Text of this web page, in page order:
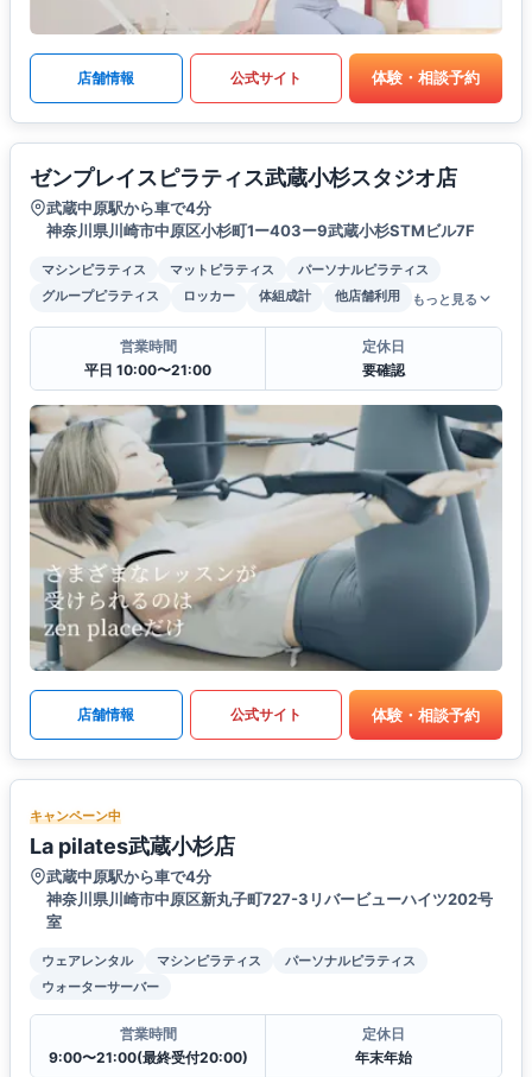
店舗情報 公式サイト 体験・相談予約
ゼンプレイスピラティス武蔵小杉スタジオ店
武蔵中原駅から車で4分
神奈川県川崎市中原区小杉町1ー403ー9武蔵小杉STMビル7F
マシンピラティス マットピラティス
パーソナルピラティス
グループピラティス
ロッカー 体組成計 他店舗利用 もっと見る
営業時間
平日 10:00〜21:00
定休日
要確認
店舗情報 公式サイト 体験・相談予約
キャンペーン中
La pilates武蔵小杉店
武蔵中原駅から車で4分
神奈川県川崎市中原区新丸子町727-3リバービューハイツ202号
室
ウェアレンタル マシンピラティス
パーソナルピラティス
ウォーターサーバー
営業時間
9:00〜21:00(最終受付20:00)
定休日
年末年始